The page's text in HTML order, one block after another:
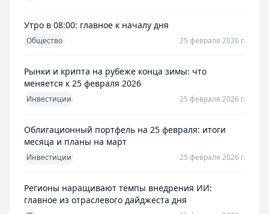
Утро в 08:00: главное к началу дня
Общество 25 февраля 2026 г.
Рынки и крипта на рубеже конца зимы: что
меняется к 25 февраля 2026
Инвестиции 25 февраля 2026 г.
Облигационный портфель на 25 февраля: итоги
месяца и планы на март
Инвестиции 25 февраля 2026 г.
Регионы наращивают темпы внедрения ИИ:
главное из отраслевого дайджеста дня